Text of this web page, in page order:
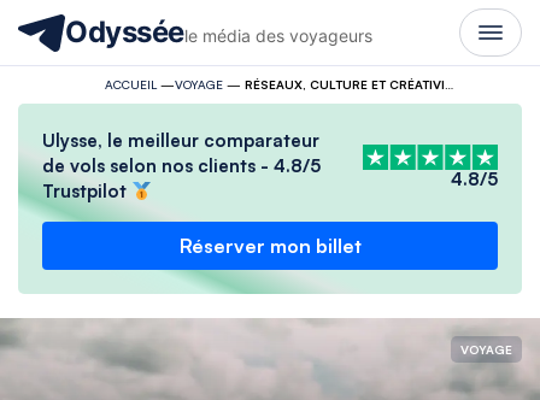
Odysséele média des voyageurs
ACCUEIL —VOYAGE—
Ulysse, le meilleur comparateur
de vols selon nos clients - 4.8/5
Trustpilot
4.8/5
Réserver mon billet
VOYAGE